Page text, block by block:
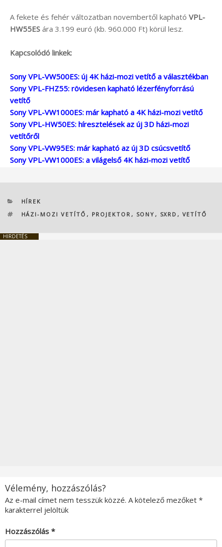
A fekete és fehér változatban novembertől kapható VPL-
HW55ES ára 3.199 euró (kb. 960.000 Ft) körül lesz.
Kapcsolódó linkek:
Sony VPL-VW500ES: új 4K házi-mozi vetítő a választékban
Sony VPL-FHZ55: rövidesen kapható lézerfényforrású
vetítő
Sony VPL-VW1000ES: már kapható a 4K házi-mozi vetítő
Sony VPL-HW50ES: híresztelések az új 3D házi-mozi
vetítőről
Sony VPL-VW95ES: már kapható az új 3D csúcsvetítő
Sony VPL-VW1000ES: a világelső 4K házi-mozi vetítő
KATEGÓRIÁK
HÍREK
CÍMKÉK
HÁZI-MOZI VETÍTŐ , PROJEKTOR , SONY , SXRD , VETÍTŐ
HIRDETÉS
Vélemény, hozzászólás?
Az e-mail címet nem tesszük közzé. A kötelező mezőket *
karakterrel jelöltük
Hozzászólás *